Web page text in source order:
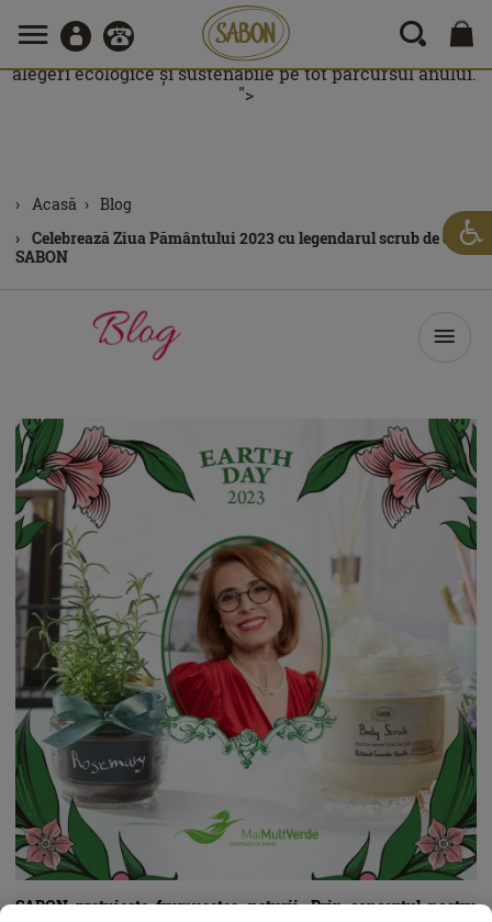
SABON prețuiește frumusețea naturii. Prin conceptul
nostru “ReUse, ReNew, ReLove”, ne angajăm să protejăm
planeta prin reducerea cantităților de deșeuri, promovând
alegeri ecologice și sustenabile pe tot parcursul anului.
">
Acasă
Blog
Celebrează Ziua Pământului 2023 cu legendarul scrub de corp
SABON
SABON prețuiește frumusețea naturii. Prin conceptul nostru